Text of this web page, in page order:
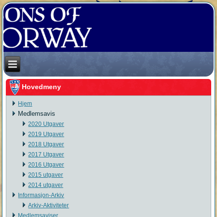
Hovedmeny
Hjem
Medlemsavis
2020 Utgaver
2019 Utgaver
2018 Utgaver
2017 Utgaver
2016 Utgaver
2015 utgaver
2014 utgaver
Informasjon-Arkiv
Arkiv-Aktiviteter